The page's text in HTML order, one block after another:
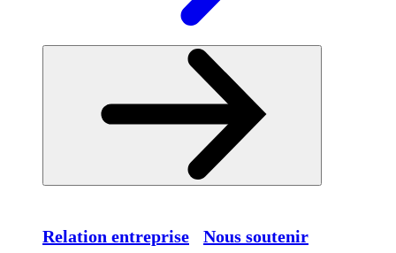
Relation entreprise Nous soutenir